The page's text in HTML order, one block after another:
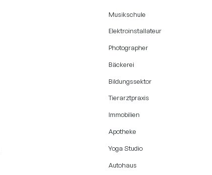
Musikschule
Elektroinstallateur
Photographer
Bäckerei
Bildungssektor
Tierarztpraxis
Immobilien
Apotheke
Yoga Studio
Autohaus